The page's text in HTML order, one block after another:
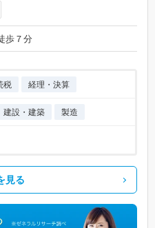
歩７分
税 経理・決算
建設・建築 製造
見る